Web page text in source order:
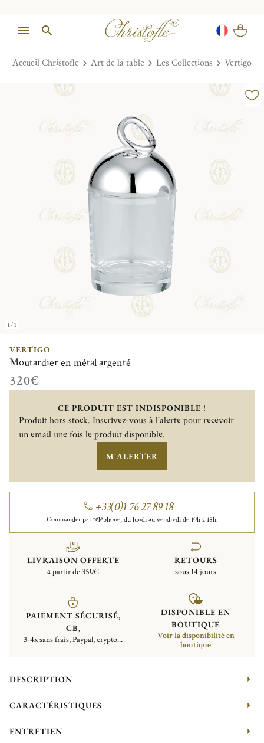
Accueil Christofle Art de la table Les Collections Vertigo
1/1
VERTIGO
Moutardier en métal argenté
320€
CE PRODUIT EST INDISPONIBLE !
Produit hors stock. Inscrivez-vous à l'alerte pour recevoir
un email une fois le produit disponible.
M'ALERTER
+33(0)1 76 27 89 18
Commander par téléphone, du lundi au vendredi de 10h à 18h.
LIVRAISON OFFERTE
à partir de 350€
RETOURS
sous 14 jours
PAIEMENT SÉCURISÉ,
CB,
3-4x sans frais, Paypal, crypto...
DISPONIBLE EN
BOUTIQUE
Voir la disponibilité en
boutique
DESCRIPTION
CARACTÉRISTIQUES
ENTRETIEN